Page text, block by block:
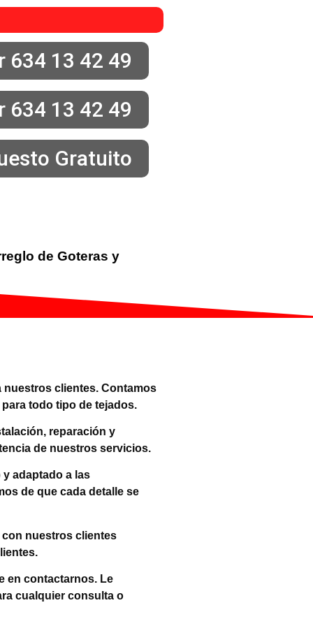
634 13 42 49
634 13 42 49
Gratuito
de Goteras y
nuestros clientes. Contamos
todo tipo de tejados.
reparación y
de nuestros servicios.
adaptado a las
de que cada detalle se
nuestros clientes
en contactarnos. Le
cualquier consulta o